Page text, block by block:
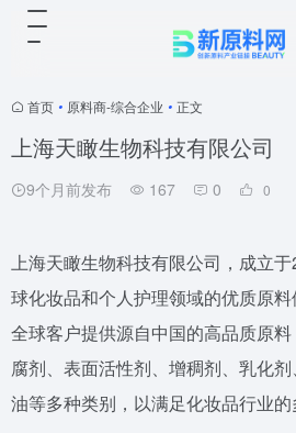
首页 • 原料商-综合企业 • 正文
上海天瞰生物科技有限公司
9个月前发布 167 0 0
上海天瞰生物科技有限公司，成立
球化妆品和个人护理领域的优质原
全球客户提供源自中国的高品质原
腐剂、表面活性剂、增稠剂、乳化
油等多种类别，以满足化妆品行业的